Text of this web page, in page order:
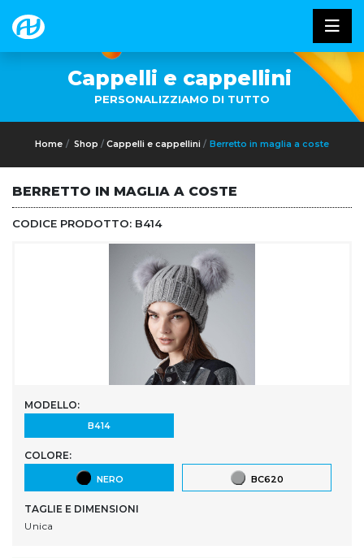
Cappelli e cappellini
PERSONALIZZIAMO DI TUTTO
Home Shop Cappelli e cappellini Berretto in maglia a coste
BERRETTO IN MAGLIA A COSTE
CODICE PRODOTTO: B414
MODELLO:
B414
COLORE:
NERO BC620
TAGLIE E DIMENSIONI
Unica